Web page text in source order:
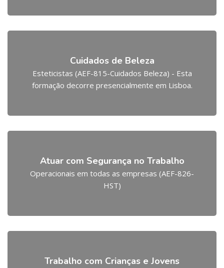
Cuidados de Beleza
Esteticistas (AEF-815-Cuidados Beleza) - Esta
formação decorre presencialmente em Lisboa.
Atuar com Segurança no Trabalho
Operacionais em todas as empresas (AEF-826-
HST)
Trabalho com Crianças e Jovens